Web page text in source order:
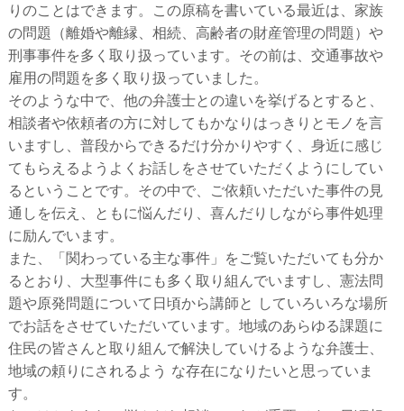
りのことはできます。この原稿を書いている最近は、家族
の問題（離婚や離縁、相続、高齢者の財産管理の問題）や
刑事事件を多く取り扱っています。その前は、交通事故や
雇用の問題を多く取り扱っていました。
そのような中で、他の弁護士との違いを挙げるとすると、
相談者や依頼者の方に対してもかなりはっきりとモノを言
いますし、普段からできるだけ分かりやすく、身近に感じ
てもらえるようよくお話しをさせていただくようにしてい
るということです。その中で、ご依頼いただいた事件の見
通しを伝え、ともに悩んだり、喜んだりしながら事件処理
に励んでいます。
また、「関わっている主な事件」をご覧いただいても分か
るとおり、大型事件にも多く取り組んでいますし、憲法問
題や原発問題について日頃から講師と していろいろな場所
でお話をさせていただいています。地域のあらゆる課題に
住民の皆さんと取り組んで解決していけるような弁護士、
地域の頼りにされるよう な存在になりたいと思っていま
す。